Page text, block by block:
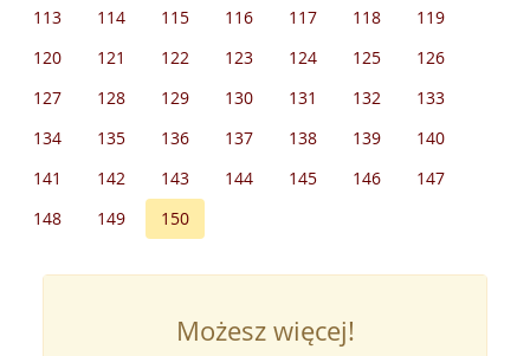
113
114 115 116 117 118
119
120
121 122 123 124 125
126
127
128 129 130 131 132
133
134
135 136 137 138 139
140
141
142 143 144 145 146
147
148
149 150
Możesz więcej!